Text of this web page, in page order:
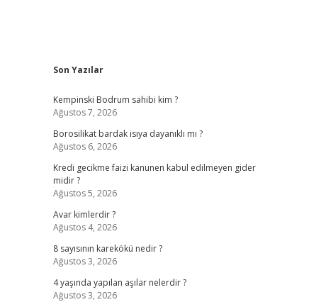
Sidebar
Son Yazılar
Kempinski Bodrum sahibi kim ?
Ağustos 7, 2026
Borosilikat bardak isıya dayanıklı mı ?
Ağustos 6, 2026
Kredi gecikme faizi kanunen kabul edilmeyen gider
midir ?
Ağustos 5, 2026
Avar kimlerdir ?
Ağustos 4, 2026
8 sayısının karekökü nedir ?
Ağustos 3, 2026
4 yaşında yapılan aşılar nelerdir ?
Ağustos 3, 2026